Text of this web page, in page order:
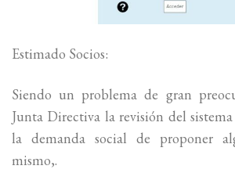
Estimado Socios:
Siendo un problema de gran
Junta Directiva la revisión del sistema
la demanda social de proponer
mismo,.